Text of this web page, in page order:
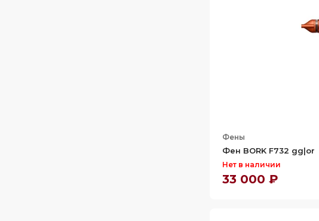
Фены
Фен BORK F732 gg|or
Нет в наличии
33 000 ₽